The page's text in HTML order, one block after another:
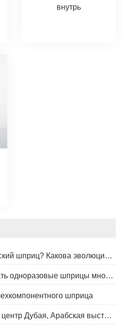
внутрь
1. Кто изобрел медицинский шприц? Какова эволюция шприца?
2. Можно ли использовать одноразовые шприцы многократно?
шприца
4. Всемирный торговый центр Дубая, Арабская выставка и конгресс здравоохранения, 30 января - 2 февраля 2023 г.